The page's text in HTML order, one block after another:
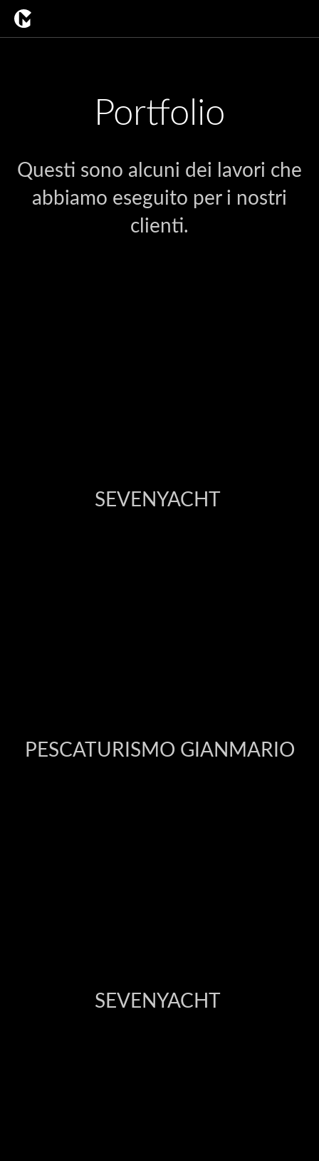
Portfolio
Questi sono alcuni dei lavori che
abbiamo eseguito per i nostri
clienti.
SEVENYACHT
PESCATURISMO GIANMARIO
SEVENYACHT